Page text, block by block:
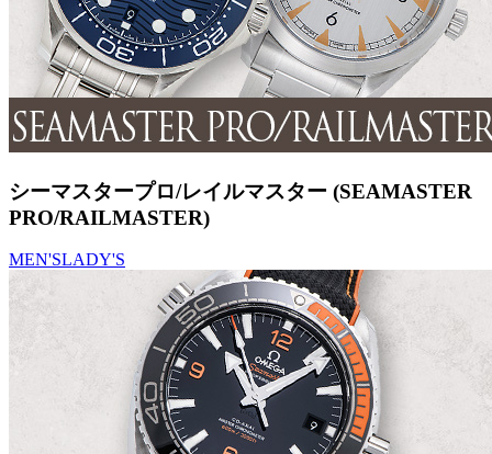
シーマスタープロ/レイルマスター (SEAMASTER
PRO/RAILMASTER)
MEN'SLADY'S